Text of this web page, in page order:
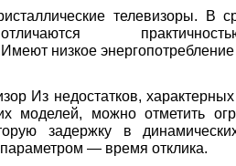
телевизоры. В
низкое
Из недостатков,
моделей, можно отметить
задержку в
— время отклика.